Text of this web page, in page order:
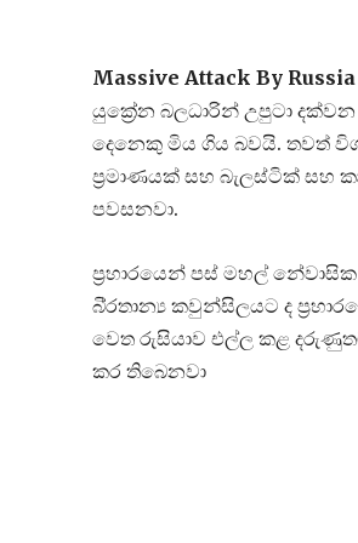
Massive Attack By
යුක්‍රේන බලධාරින් උපුටා
දෙනෙකු මිය ගිය බවයි. තවත්
ප්‍රමාණයක් සහ බැලස්ටික් සහ
පවසනවා.
ප්‍රහාරයෙන් පස් මහල්
බි්‍රතාන්‍ය කවුන්සිලයට ද
වෙත රුසියාව එල්ල කළ
කර තිබෙනවා